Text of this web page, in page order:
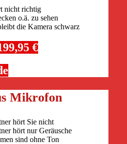
nicht richtig
o.ä. zu sehen
die Kamera schwarz
€
Mikrofon
hört Sie nicht
hört nur Geräusche
sind ohne Ton